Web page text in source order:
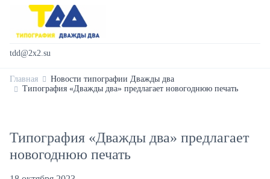
tdd@2x2.su
Главная
Новости типографии Дважды два
Типография «Дважды два» предлагает новогоднюю печать
Типография «Дважды два» предлагает
новогоднюю печать